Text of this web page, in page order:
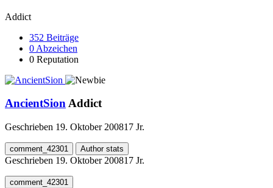
Addict
352 Beiträge
0 Abzeichen
0 Reputation
AncientSionAddict
Geschrieben 19. Oktober 200817 Jr.
comment_42301 Author stats
Geschrieben 19. Oktober 200817 Jr.
comment_42301